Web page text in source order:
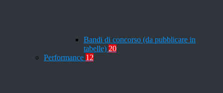
Bandi di concorso (da pubblicare in
tabelle) 20
Performance 12